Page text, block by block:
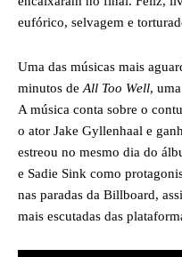
eufórico, selvagem e
Uma das músicas mais
minutos deAll Too Well,
A música conta sobre o
o ator Jake Gyllenhaal e
estreou no mesmo dia do
e Sadie Sink como
nas paradas da Billboard,
mais escutadas das